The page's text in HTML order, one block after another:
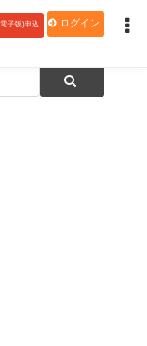
子版)申込 ログイン